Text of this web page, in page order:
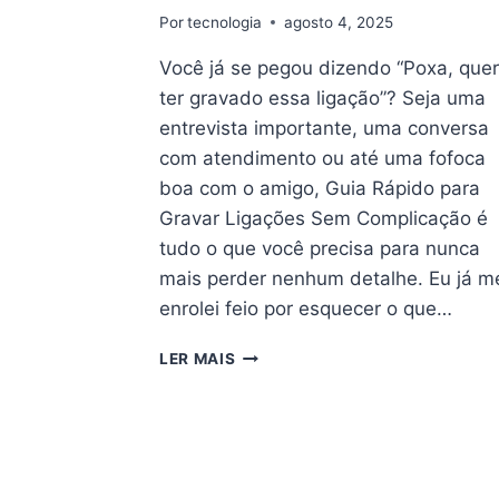
Por tecnologia agosto 4, 2025
Você já se pegou dizendo “Poxa,
ter gravado essa ligação”? Seja uma
entrevista importante, uma conversa
com atendimento ou até uma fofoca
boa com o amigo, Guia Rápido para
Gravar Ligações Sem Complicação é
tudo o que você precisa para nunca
mais perder nenhum detalhe. Eu já
enrolei feio por esquecer o que…
LER MAIS GUIA